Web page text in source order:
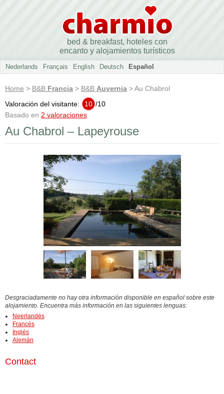
bed & breakfast, hoteles con
encanto y alojamientos turísticos
Nederlands Français English Deutsch Español
Home > B&B Francia > B&B Auvernia > Au Chabrol
Valoración del visitante:
10 /10
Basado en 2 valoraciones
Au Chabrol – Lapeyrouse
Desgraciadamente no hay otra información disponible en español sobre este
alojamiento. Encuentra más información en las siguientes lenguas:
Neerlandés
Francés
Inglés
Alemán
Contact